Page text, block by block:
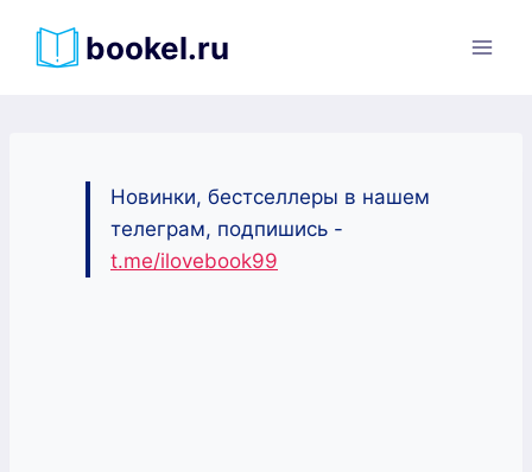
bookel.ru
Новинки, бестселлеры в нашем
телеграм, подпишись -
t.me/ilovebook99